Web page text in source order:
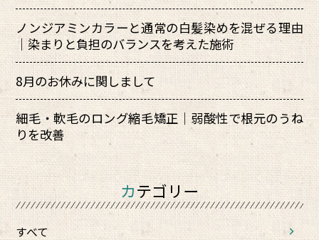
ノンジアミンカラーと通常の白髪染めを混ぜる理由
｜染まりと負担のバランスを考えた施術
8月のお休みに関しまして
細毛・軟毛のロング縮毛矯正｜弱酸性で根元のうね
りを改善
カテゴリー
すべて